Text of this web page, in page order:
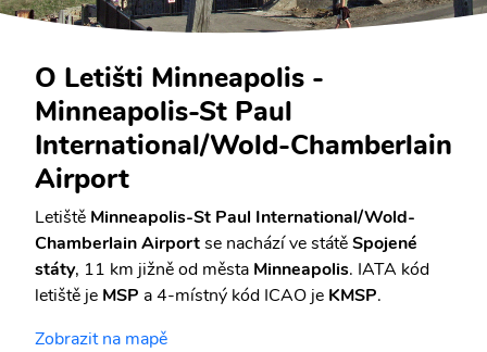
O Letišti Minneapolis -
Minneapolis-St Paul
International/Wold-Chamberlain
Airport
Letiště Minneapolis-St Paul International/Wold-
Chamberlain Airportse nachází ve státěSpojené
státy, 11 km jižně od města Minneapolis. IATA kód
letiště je MSP a 4-místný kód ICAO je KMSP.
Zobrazit na mapě